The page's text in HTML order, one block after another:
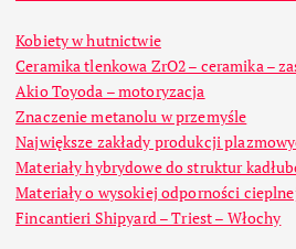
Kobiety w hutnictwie
Ceramika tlenkowa ZrO2 – ceramika –
Akio Toyoda – motoryzacja
Znaczenie metanolu w przemyśle
Największe zakłady produkcji
Materiały hybrydowe do struktur
Materiały o wysokiej odporności
Fincantieri Shipyard – Triest – Włochy